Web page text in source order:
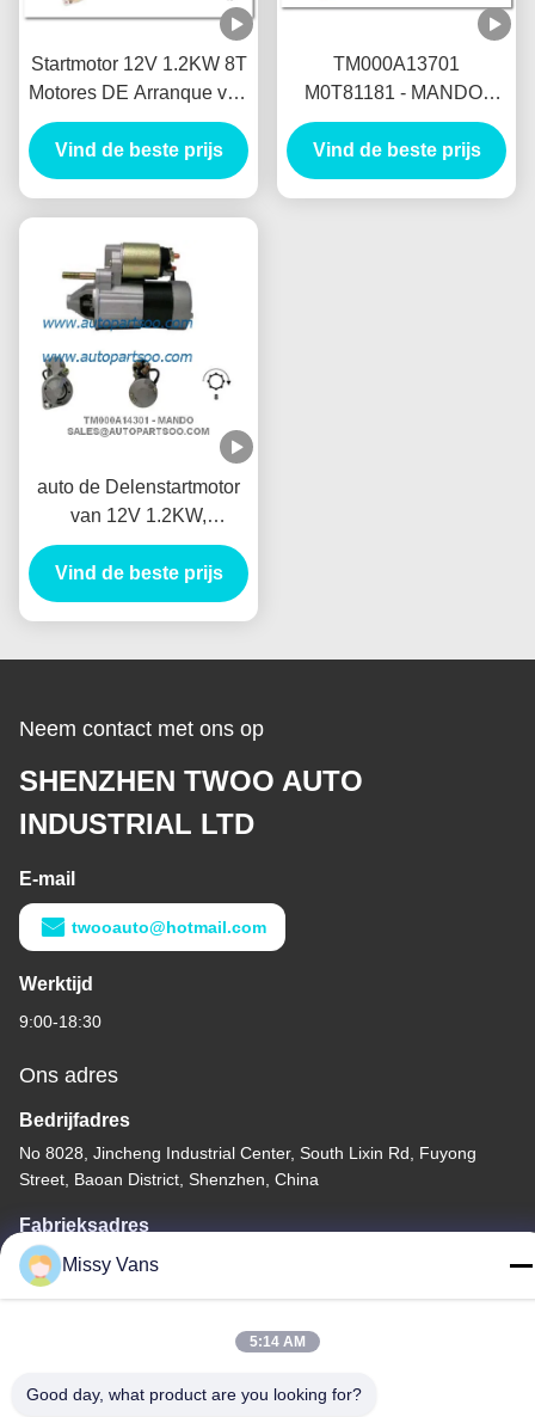
Startmotor 12V 1.2KW 8T
Motores DE Arranque van
Mando de Autodelen
Vind de beste prijs
TM000A13701
M0T81181 - MANDO-
Startmotor 12V 1.2KW 8T
MOTORES DE
ARRANQUE
Vind de beste prijs
auto de Delenstartmotor
van 12V 1.2KW,
Elektrische de
Autoaanzet van 8T
Anlasser
Vind de beste prijs
Neem contact met ons op
SHENZHEN TWOO AUTO
INDUSTRIAL LTD
E-mail
twooauto@hotmail.com
Werktijd
9:00-18:30
Ons adres
Bedrijfadres
No 8028, Jincheng Industrial Center, South Lixin Rd, Fuyong
Street, Baoan District, Shenzhen, China
Fabrieksadres
Nr 1010, Zuiden Qiaohe Rd, Qiaotou, Fuyong, Bao'an-District,
Shenzhen, de VRC
Missy Vans
5:14 AM
Good day, what product are you looking for?